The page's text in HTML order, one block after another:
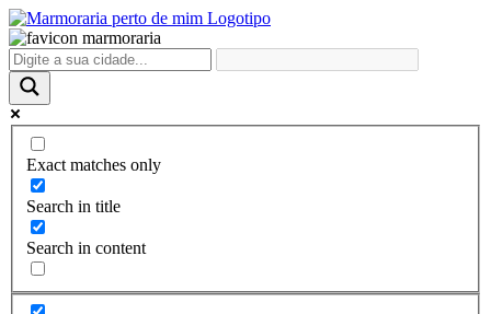
Ir
para
o
conteúdo
Exact matches only
Search in title
Search in content